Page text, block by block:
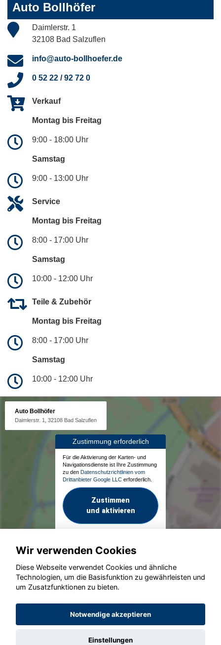
Auto Bollhöfer
Daimlerstr. 1
32108 Bad Salzuflen
info@auto-bollhoefer.de
0 52 22 / 92 72 0
Verkauf
Montag bis Freitag
9:00 - 18:00 Uhr
Samstag
9:00 - 13:00 Uhr
Service
Montag bis Freitag
8:00 - 17:00 Uhr
Samstag
10:00 - 12:00 Uhr
Teile & Zubehör
Montag bis Freitag
8:00 - 17:00 Uhr
Samstag
10:00 - 12:00 Uhr
Auto Bollhöfer
Daimlerstr. 1, 32108 Bad Salzuflen
Zustimmung erforderlich
Für die Aktivierung der Karten- und
Navigationsdienste ist Ihre Zustimmung
zu den Datenschutzrichtlinien vom
Drittanbieter Google LLC erforderlich.
Zustimmen
und aktivieren
© konjunkturmotor.de GmbH 2020 - 2026
Wir verwenden Cookies
Diese Webseite verwendet Cookies und ähnliche
Technologien, um die Basisfunktion zu gewährleisten und
um Zusatzfunktionen zu bieten.
Notwendige akzeptieren
Einstellungen